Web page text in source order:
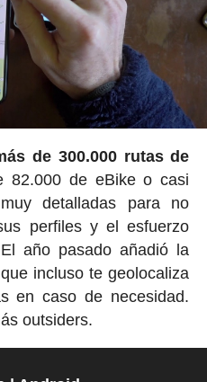
de 300.000 rutas de
82.000 de eBike o casi
detalladas para no
perfiles y el esfuerzo
año pasado añadió la
incluso te geolocaliza
en caso de necesidad.
outsiders.